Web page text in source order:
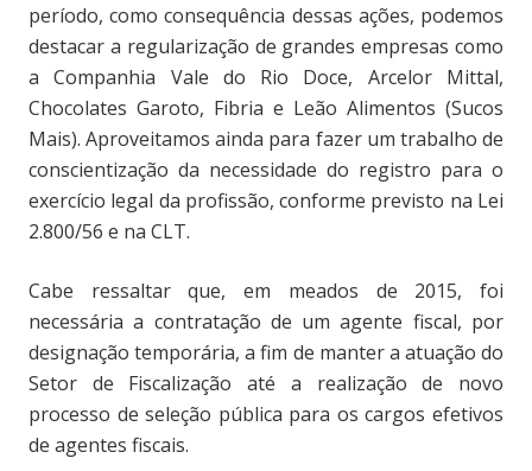
período, como consequência dessas ações, podemos
destacar a regularização de grandes empresas como
a Companhia Vale do Rio Doce, Arcelor Mittal,
Chocolates Garoto, Fibria e Leão Alimentos (Sucos
Mais). Aproveitamos ainda para fazer um trabalho de
conscientização da necessidade do registro para o
exercício legal da profissão, conforme previsto na Lei
2.800/56 e na CLT.
Cabe ressaltar que, em meados de 2015, foi
necessária a contratação de um agente fiscal, por
designação temporária, a fim de manter a atuação do
Setor de Fiscalização até a realização de novo
processo de seleção pública para os cargos efetivos
de agentes fiscais.